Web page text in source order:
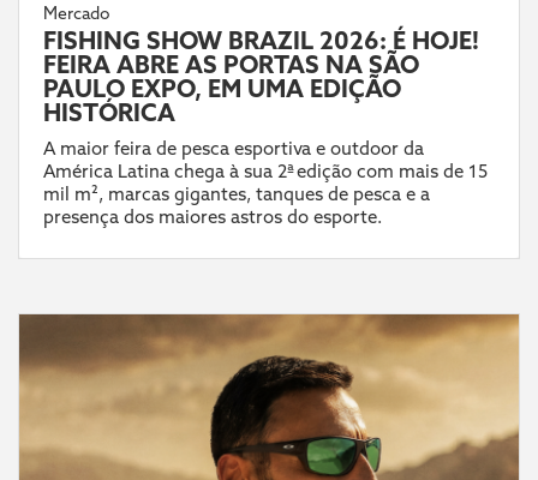
Mercado
FISHING SHOW BRAZIL 2026: É HOJE!
FEIRA ABRE AS PORTAS NA SÃO
PAULO EXPO, EM UMA EDIÇÃO
HISTÓRICA
A maior feira de pesca esportiva e outdoor da
América Latina chega à sua 2ª edição com mais de 15
mil m², marcas gigantes, tanques de pesca e a
presença dos maiores astros do esporte.